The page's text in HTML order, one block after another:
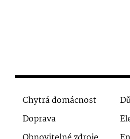
Chytrá domácnost
Doprava